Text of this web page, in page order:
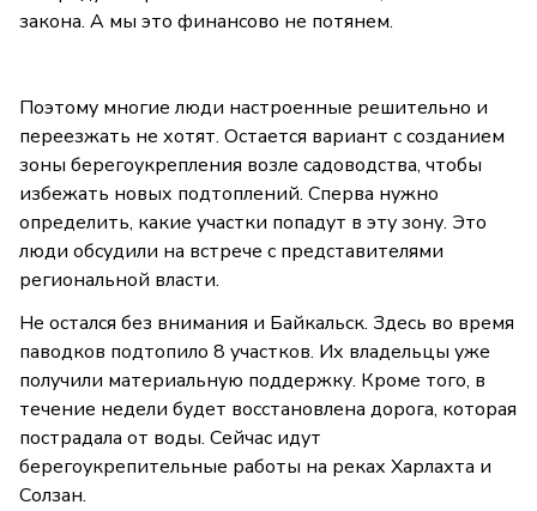
закона. А мы это финансово не потянем.
Поэтому многие люди настроенные решительно и
переезжать не хотят. Остается вариант с созданием
зоны берегоукрепления возле садоводства, чтобы
избежать новых подтоплений. Сперва нужно
определить, какие участки попадут в эту зону. Это
люди обсудили на встрече с представителями
региональной власти.
Не остался без внимания и Байкальск. Здесь во время
паводков подтопило 8 участков. Их владельцы уже
получили материальную поддержку. Кроме того, в
течение недели будет восстановлена дорога, которая
пострадала от воды. Сейчас идут
берегоукрепительные работы на реках Харлахта и
Солзан.